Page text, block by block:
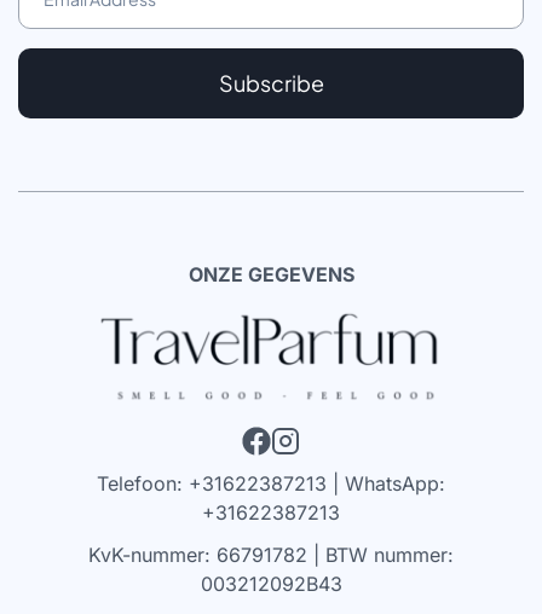
Subscribe
ONZE GEGEVENS
Telefoon: +31622387213 | WhatsApp:
+31622387213
KvK-nummer: 66791782 | BTW nummer:
003212092B43